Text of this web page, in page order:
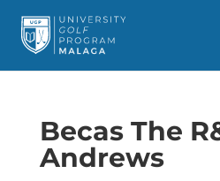
Becas The
Andrews